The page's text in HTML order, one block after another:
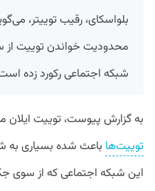
بلواسکای، رقیب توییتر،
محدودیت خواندن توییت از
شبکه اجتماعی رکورد زده
به گزارش پیوست، توییت ایلان
توییت‌ها باعث شده بسیاری به
این شبکه اجتماعی که از سوی